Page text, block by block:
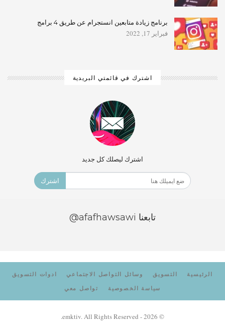
برنامج زيادة متابعين انستجرام عن طريق 4 برامج
فبراير 17, 2022
اشترك في قائمتي البريدية
اشترك ليصلك كل جديد
اشترك
تابعنا @afafhawsawi
الرئيسية التسويق وسائل التواصل الاجتماعي
ادوات التسويق
سياسة الخصوصية
تواصل معي
© 2026 - emktiv. All Rights Reserved.